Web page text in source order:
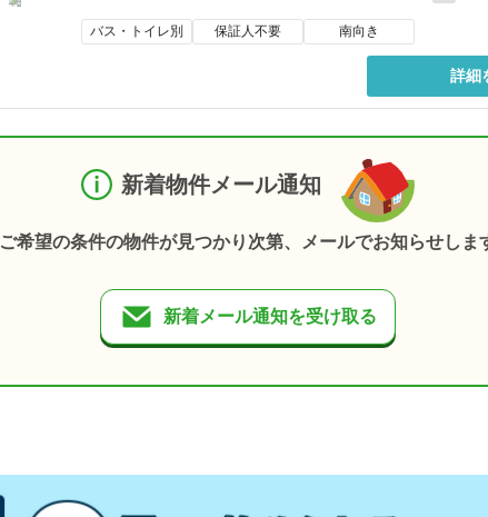
バス・トイレ別 保証人不要 南向き
詳細
新着物件メール通知
ご希望の条件の物件が見つかり次第、メールでお知らせしま
新着メール通知を受け取る